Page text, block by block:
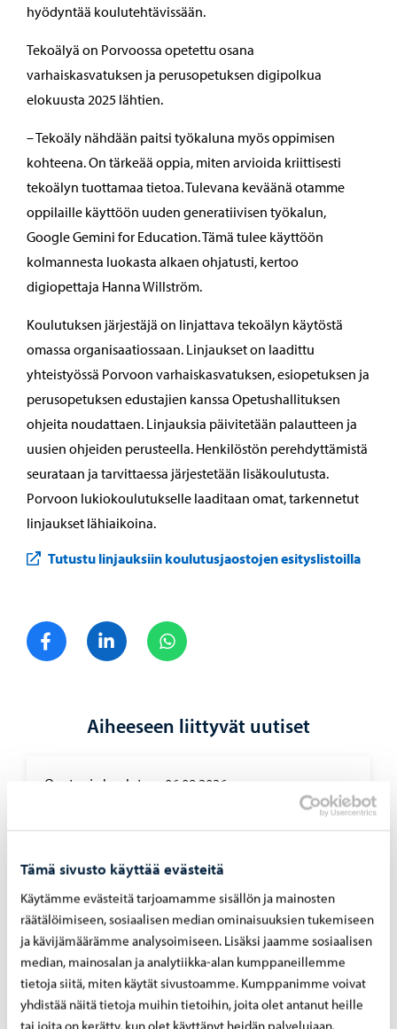
Tämä sivusto käyttää evästeitä
Käytämme evästeitä tarjoamamme sisällön ja mainosten
räätälöimiseen, sosiaalisen median ominaisuuksien tukemiseen
ja kävijämäärämme analysoimiseen. Lisäksi jaamme sosiaalisen
median, mainosalan ja analytiikka-alan kumppaneillemme
tietoja siitä, miten käytät sivustoamme. Kumppanimme voivat
yhdistää näitä tietoja muihin tietoihin, joita olet antanut heille
hyödyntää koulutehtävissään.
Tekoälyä on Porvoossa opetettu osana
varhaiskasvatuksen ja perusopetuksen digipolkua
elokuusta 2025 lähtien.
– Tekoäly nähdään paitsi työkaluna myös oppimisen
kohteena. On tärkeää oppia, miten arvioida kriittisesti
tekoälyn tuottamaa tietoa. Tulevana keväänä otamme
oppilaille käyttöön uuden generatiivisen työkalun,
Google Gemini for Education. Tämä tulee käyttöön
kolmannesta luokasta alkaen ohjatusti, kertoo
digiopettaja Hanna Willström.
Koulutuksen järjestäjä on linjattava tekoälyn käytöstä
omassa organisaatiossaan. Linjaukset on laadittu
yhteistyössä Porvoon varhaiskasvatuksen, esiopetuksen ja
perusopetuksen edustajien kanssa Opetushallituksen
ohjeita noudattaen. Linjauksia päivitetään palautteen ja
uusien ohjeiden perusteella. Henkilöstön perehdyttämistä
seurataan ja tarvittaessa järjestetään lisäkoulutusta.
Porvoon lukiokoulutukselle laaditaan omat, tarkennetut
linjaukset lähiaikoina.
Tutustu linjauksiin koulutusjaostojen esityslistoilla
Jaa FacebookJaa LinkedIn
Aiheeseen liittyvät uutiset
Opetus ja koulutus 06.08.2026
Haku Lin­nan­kos­ken lu­kion ai­kuis­lin­jal­le on
käyn­nis­sä